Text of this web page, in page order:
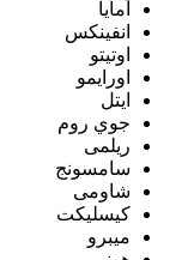
أمايا
انفينكس
اوتيتو
اورايمو
ايتل
جوي روم
ريلمى
سامسونج
شاومى
كيسليكت
ميبرو